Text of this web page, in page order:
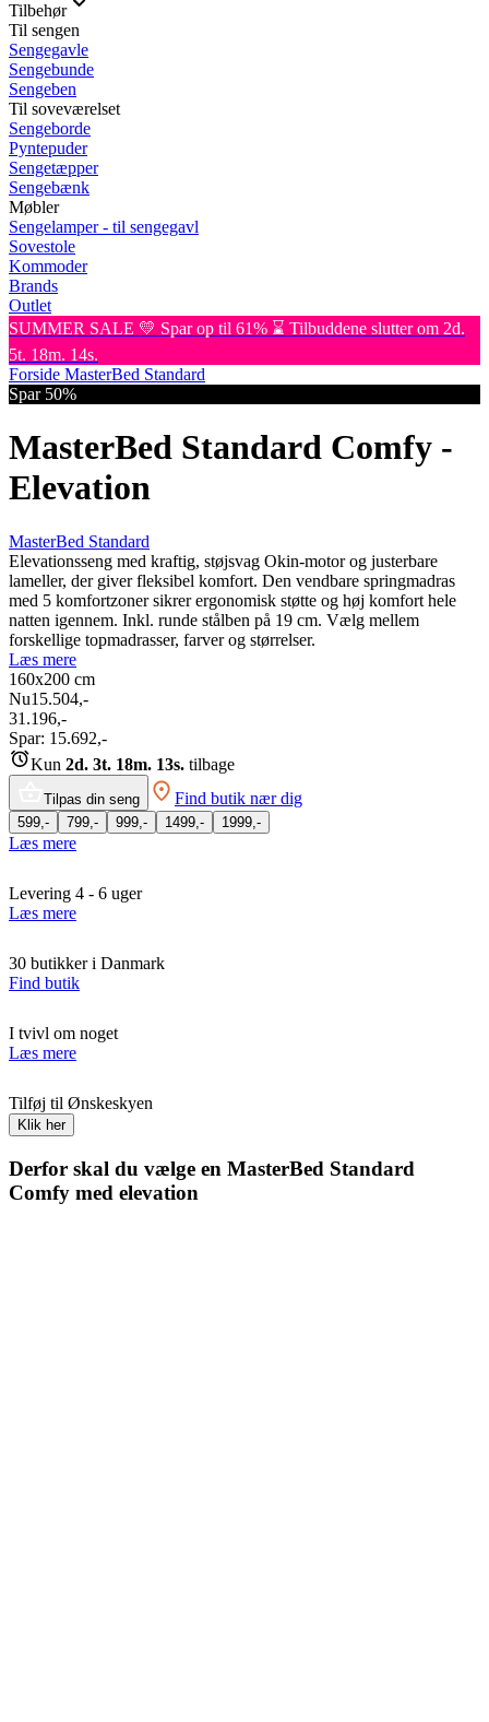
Tilbehør
Til sengen
Sengegavle
Sengebunde
Sengeben
Til soveværelset
Sengeborde
Pyntepuder
Sengetæpper
Sengebænk
Møbler
Sengelamper - til sengegavl
Sovestole
Kommoder
Brands
Outlet
SUMMER SALE 💛 Spar op til 61% ⌛ Tilbuddene slutter om 2d.
5t. 18m. 14s.
Forside MasterBed Standard
Spar 50%
MasterBed Standard Comfy -
Elevation
MasterBed Standard
Elevationsseng med kraftig, støjsvag Okin-motor og justerbare
lameller, der giver fleksibel komfort. Den vendbare springmadras
med 5 komfortzoner sikrer ergonomisk støtte og høj komfort hele
natten igennem. Inkl. runde stålben på 19 cm. Vælg mellem
forskellige topmadrasser, farver og størrelser.
Læs mere
160x200 cm
Nu15.504,-
31.196,-
Spar: 15.692,-
Kun 2d. 3t. 18m. 13s. tilbage
Tilpas din seng Find butik nær dig
599,- 799,- 999,- 1499,- 1999,-
Læs mere
Levering 4 - 6 uger
Læs mere
30 butikker i Danmark
Find butik
I tvivl om noget
Læs mere
Tilføj til Ønskeskyen
Klik her
Derfor skal du vælge en MasterBed Standard
Comfy med elevation